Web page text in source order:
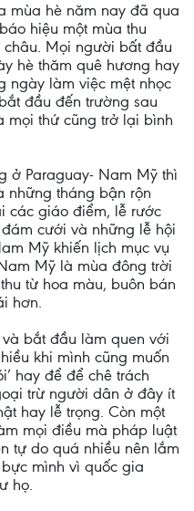
mùa hè năm nay đã qua
hiệu một mùa thu
Mọi người bất đầu
hè thăm quê hương hay
ngày làm việc mệt nhọc
đầu đến trường sau
mọi thứ cũng trở lại bình
ở Paraguay- Nam Mỹ thì
những tháng bận rộn
các giáo điểm, lễ rước
cưới và những lễ hội
Mỹ khiến lịch mục vụ
Mỹ là mùa đông trời
từ hoa màu, buôn bán
hơn.
bắt đầu làm quen với
khi mình cũng muốn
hay để để chê trách
trừ người dân ở đây ít
hay lễ trọng. Còn một
mọi điều mà pháp luật
tự do quá nhiều nên lắm
mình vì quốc gia
họ.